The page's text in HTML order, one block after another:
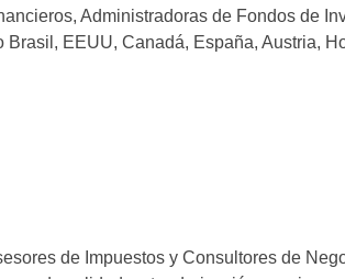
Administradoras de Fondos de
EEUU, Canadá, España, Austria,
de Impuestos y Consultores de